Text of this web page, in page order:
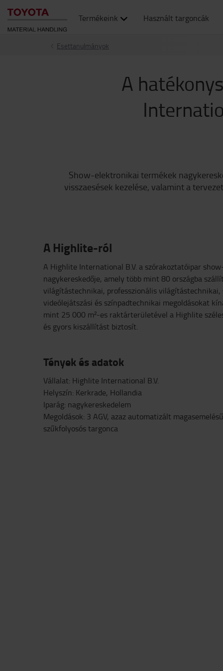
Termékeink Használt targoncák
Esettanulmányok
A
Show-elektronikai termékek
visszaesések kezelése, valamint a
A Highlite-ról
A Highlite International B.V. a szórakoztatóipar
nagykereskedője, amely több mint 80 országba
világítástechnikai, professzionális
videólejátszási és színpadtechnikai megoldásokat
mint 25 000 m²-es raktárterületével a Highlite
és gyors kiszállítást biztosít.
Tények és adatok
Vállalat: Highlite International B.V.
Helyszín: Kerkrade, Hollandia
Iparág: nagykereskedelem
Megoldások: 3 AGV, azaz automatizált
szűkfolyosós targonca